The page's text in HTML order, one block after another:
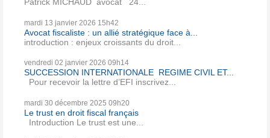
Patrick MICHAUD avocat 24...
mardi 13 janvier 2026 15h42
Avocat fiscaliste : un allié stratégique face à...
introduction : enjeux croissants du droit...
vendredi 02 janvier 2026 09h14
SUCCESSION INTERNATIONALE REGIME CIVIL ET...
Pour recevoir la lettre d’EFI inscrivez...
mardi 30 décembre 2025 09h20
Le trust en droit fiscal français
Introduction Le trust est une...